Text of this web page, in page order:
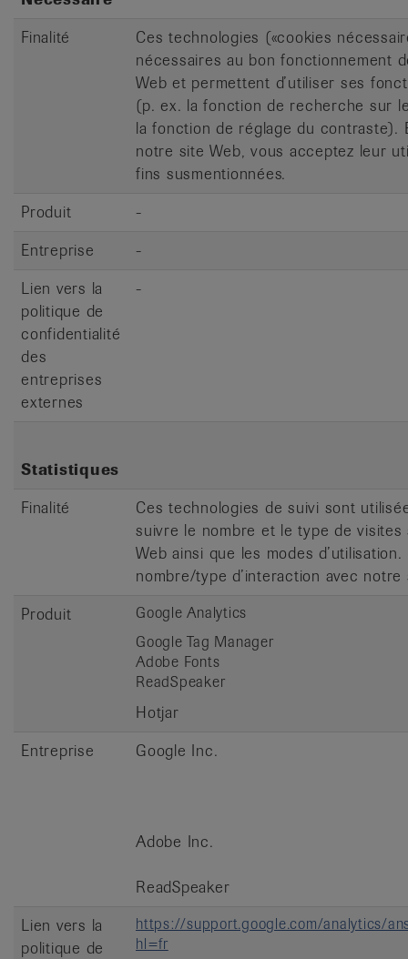
Finalité
Ces technologies («cookies
nécessaires au bon fonctionnement
Web et permettent d’utiliser ses
(p. ex. la fonction de recherche sur
la fonction de réglage du contraste).
notre site Web, vous acceptez leur
fins susmentionnées.
Produit
-
Entreprise
-
Lien vers la
politique de
confidentialité
des
entreprises
externes
-
Statistiques
Finalité
Ces technologies de suivi sont
suivre le nombre et le type de
Web ainsi que les modes
nombre/type d’interaction avec notre
Produit
Google Analytics
Google Tag Manager
Adobe Fonts
ReadSpeaker
Hotjar
Entreprise
Google Inc.
Adobe Inc.
ReadSpeaker
Lien vers la
politique de
https://support.google.com/analytics/
hl=fr